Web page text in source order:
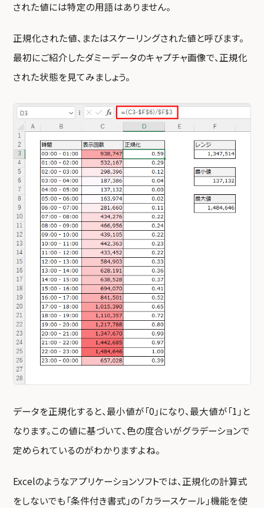
された値には特定の用語はありません。
正規化された値、またはスケーリングされた値と呼びます。
最初にご紹介したダミーデータのキャプチャ画像で、正規化
された状態を見てみましょう。
データを正規化すると、最小値が「0」になり、最大値が「1」と
なります。この値に基づいて、色の度合いがグラデーションで
定められているのがわかりますよね。
Excelのようなアプリケーションソフトでは、正規化の計算式
をしないでも「条件付き書式」の「カラースケール」機能を使